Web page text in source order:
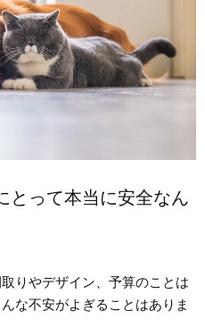
とって本当に安全なん
りやデザイン、予算のことは
な不安がよぎることはありま